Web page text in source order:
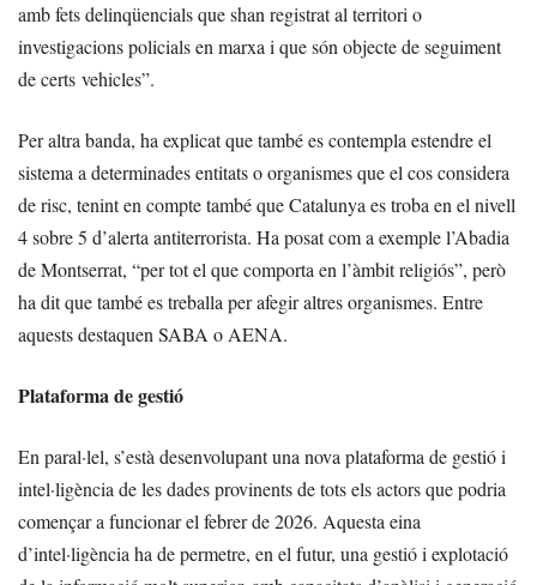
amb fets delinqüencials que shan registrat al territori o
investigacions policials en marxa i que són objecte de seguiment
de certs vehicles”.
Per altra banda, ha explicat que també es contempla estendre el
sistema a determinades entitats o organismes que el cos considera
de risc, tenint en compte també que Catalunya es troba en el nivell
4 sobre 5 d’alerta antiterrorista. Ha posat com a exemple l’Abadia
de Montserrat, “per tot el que comporta en l’àmbit religiós”, però
ha dit que també es treballa per afegir altres organismes. Entre
aquests destaquen SABA o AENA.
Plataforma de gestió
En paral·lel, s’està desenvolupant una nova plataforma de gestió i
intel·ligència de les dades provinents de tots els actors que podria
començar a funcionar el febrer de 2026. Aquesta eina
d’intel·ligència ha de permetre, en el futur, una gestió i explotació